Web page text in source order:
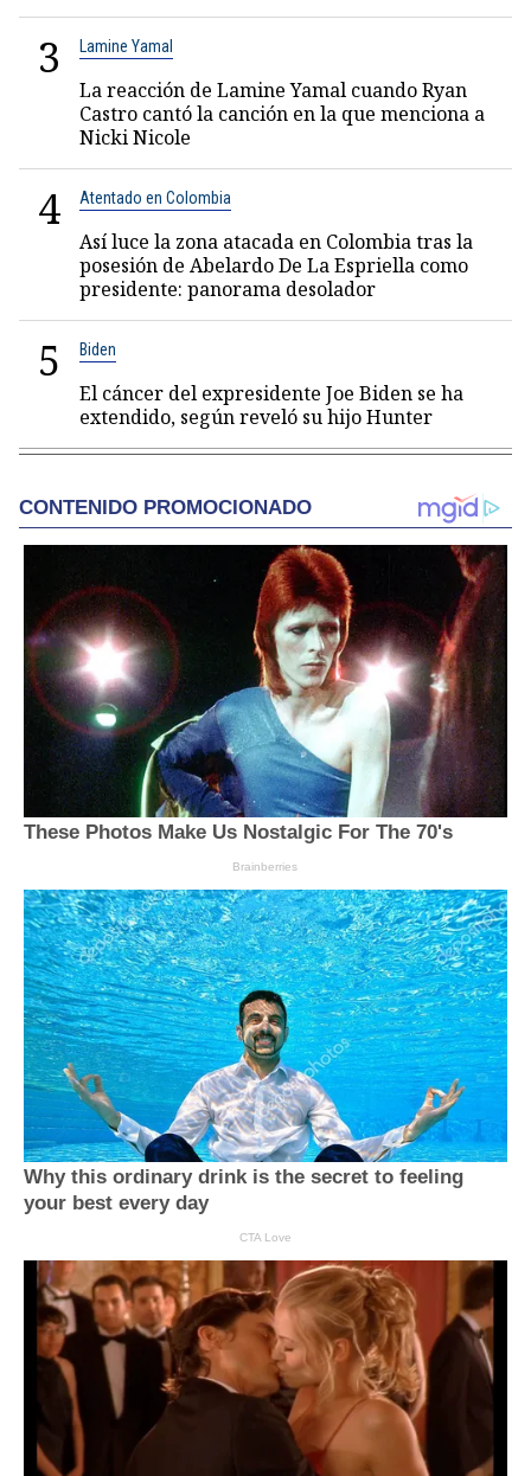
3 Lamine Yamal
La reacción de Lamine Yamal cuando Ryan
Castro cantó la canción en la que menciona a
Nicki Nicole
4 Atentado en Colombia
Así luce la zona atacada en Colombia tras la
posesión de Abelardo De La Espriella como
presidente: panorama desolador
5 Biden
El cáncer del expresidente Joe Biden se ha
extendido, según reveló su hijo Hunter